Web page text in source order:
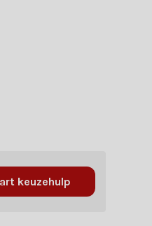
keuzehulp